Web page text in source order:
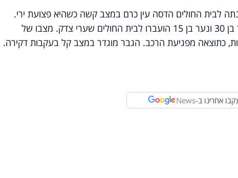
נקבע מותו של כהן. אישה בת 55 פונתה לבית החולים הדסה עין כרם במצב קשה כשהיא פצועת ירי.
ההערכה היא כי נפגעה מאש כוחותינו. גבר בן 30 ונער בן 15 הועברו לבית החולים שערי צדק. מצבו של
כתוצאה מפגיעת הרכב. הגבר מוגדר במצב קל בעקבות דקירה.
אחרינו ב-News